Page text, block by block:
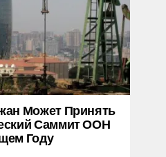
Может Принять
Саммит ООН
Году